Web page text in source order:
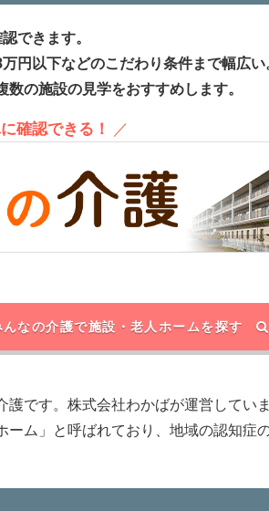
できます。
円以下などのこだわり条件まで幅広い
の施設の見学をおすすめします。
確認できる！ ／
んなの介護で施設・老人ホームを探す
です。株式会社わかばが運営してい
ム」と呼ばれており、地域の認知症